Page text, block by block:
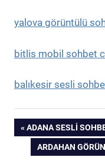
yalova görüntülü
bitlis mobil sohbet
balıkesir sesli
Yazı
gezinmesi
PREVIOUS
POST:
ADANA SESLI
NEXT
ARDAHAN